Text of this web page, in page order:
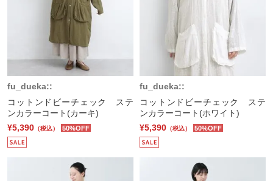
fu_dueka::
コットンドビーチェック ステ
ンカラーコート(カーキ)
¥5,390 （税込） 50%OFF
fu_dueka::
コットンドビーチェック ステ
ンカラーコート(ホワイト)
¥5,390 （税込） 50%OFF